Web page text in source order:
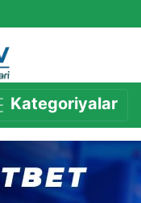
Kategoriyalar